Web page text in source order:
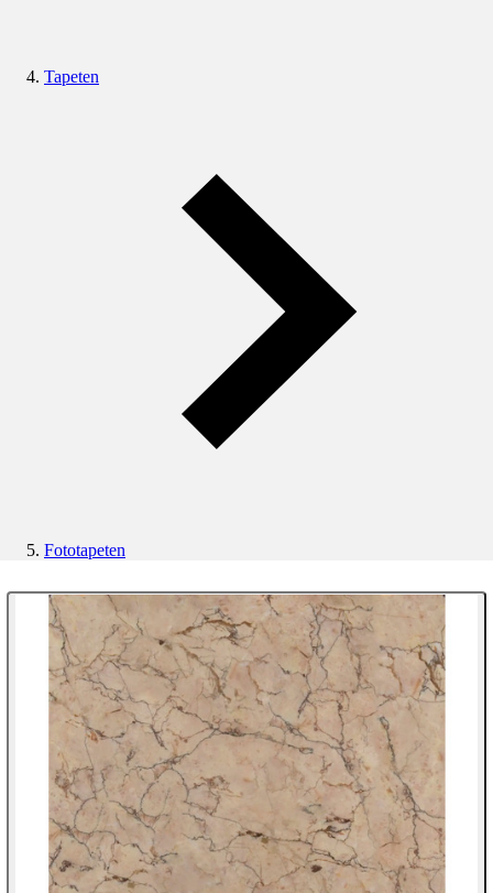
Tapeten
Fototapeten